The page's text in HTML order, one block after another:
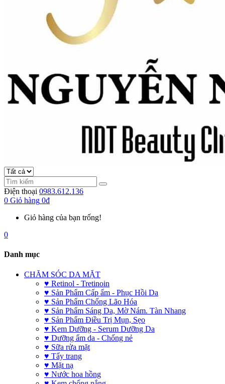
Điện thoại 0983.612.136
0 Giỏ hàng 0đ
Giỏ hàng của bạn trống!
0
Danh mục
CHĂM SÓC DA MẶT
♥ Retinol - Tretinoin
♥ Sản Phẩm Cấp ẩm - Phục Hồi Da
♥ Sản Phẩm Chống Lão Hóa
♥ Sản Phẩm Sáng Da, Mờ Nám. Tàn Nhang
♥ Sản Phẩm Điều Trị Mụn, Sẹo
♥ Kem Dưỡng - Serum Dưỡng Da
♥ Dưỡng ẩm da - Chống nẻ
♥ Sữa rửa mặt
♥ Tẩy trang
♥ Mặt nạ
♥ Nước hoa hồng